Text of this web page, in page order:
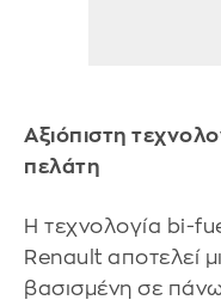
Αξιόπιστη
πελάτη
Η τεχνολογία bi-
Renault αποτελεί
βασισμένη σε